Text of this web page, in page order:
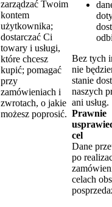
zarządzać Twoim
kontem
użytkownika;
dostarczać Ci
towary i usługi,
które chcesz
kupić; pomagać
przy
zamówieniach i
zwrotach, o jakie
możesz poprosić.
Bez tych
nie
stanie
naszych
ani usług.
Prawnie
cel
Dane
po
celach